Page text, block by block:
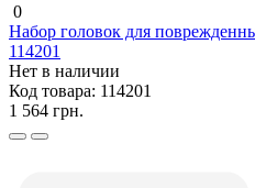
0
Набор головок для
114201
Нет в наличии
Код товара: 114201
1 564 грн.